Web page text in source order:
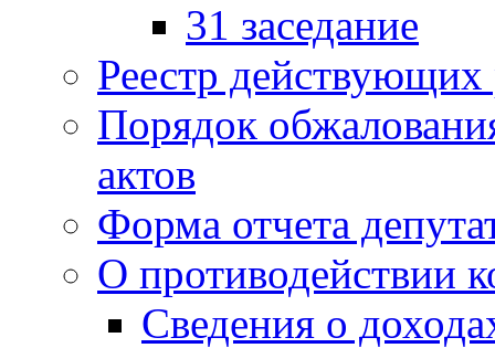
31 заседание
Реестр
Порядок
актов
Форма отчета
О противодействии
Сведения о